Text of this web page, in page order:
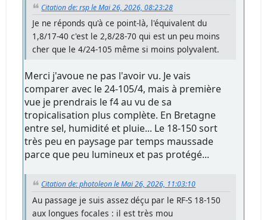
Citation de: rsp le Mai 26, 2026, 08:23:28
Je ne réponds qu'à ce point-là, l'équivalent du
1,8/17-40 c'est le 2,8/28-70 qui est un peu moins
cher que le 4/24-105 même si moins polyvalent.
Merci j'avoue ne pas l'avoir vu. Je vais
comparer avec le 24-105/4, mais à première
vue je prendrais le f4 au vu de sa
tropicalisation plus complète. En Bretagne
entre sel, humidité et pluie... Le 18-150 sort
très peu en paysage par temps maussade
parce que peu lumineux et pas protégé...
Citation de: photoleon le Mai 26, 2026, 11:03:10
Au passage je suis assez déçu par le RF-S 18-150
aux longues focales : il est très mou